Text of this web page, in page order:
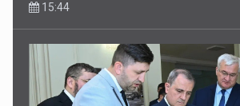
15:44